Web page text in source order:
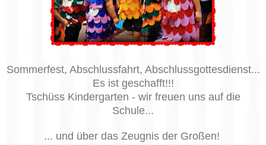
Sommerfest, Abschlussfahrt, Abschlussgottesdienst...
Es ist geschafft!!!
Tschüss Kindergarten - wir freuen uns auf die
Schule...
... und über das Zeugnis der Großen!